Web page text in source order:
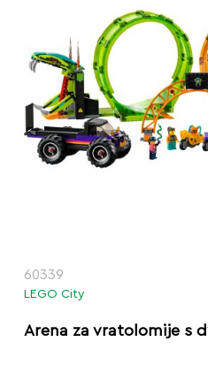
60339
LEGO City
Arena za vratolomije s